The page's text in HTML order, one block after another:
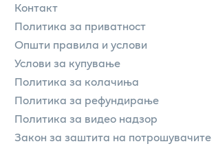
Контакт
Политика за приватност
Општи правила и услови
Услови за купување
Политика за колачиња
Политика за рефундирање
Политика за видео надзор
Закон за заштита на потрошувачите